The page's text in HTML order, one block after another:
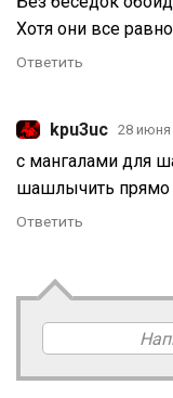
Хотя они все
Ответить
kpu3uc 28 июня
с мангалами для
шашлычить прямо
Ответить